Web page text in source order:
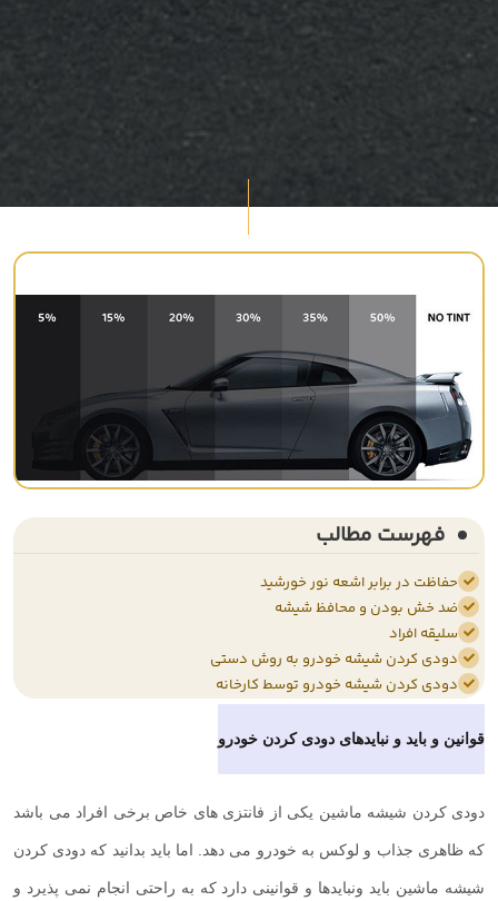
فهرست مطالب
حفاظت در برابر اشعه نور خورشید
ضد خش بودن و محافظ شیشه
سلیقه افراد
دودی کردن شیشه خودرو به روش دستی
دودی کردن شیشه خودرو توسط کارخانه
قوانین و باید و نبایدهای دودی کردن خودرو
دودی کردن شیشه ماشین یکی از فانتزی های خاص برخی افراد می باشد
که ظاهری جذاب و لوکس به خودرو می دهد. اما باید بدانید که دودی کردن
شیشه ماشین باید ونبایدها و قوانینی دارد که به راحتی انجام نمی پذیرد و